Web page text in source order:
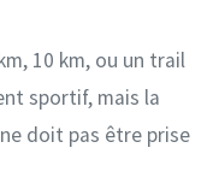
10 km, ou un trail
sportif, mais la
doit pas être prise